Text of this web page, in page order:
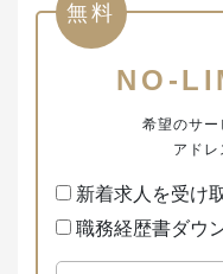
無料
NO-
希望のサー
アドレ
新着求人を受け
職務経歴書ダウ